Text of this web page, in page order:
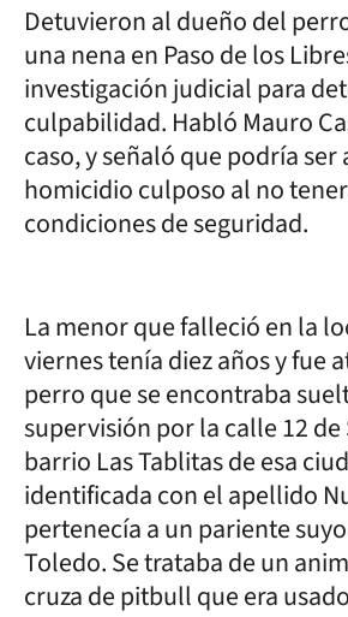
Detuvieron al dueño del
una nena en Paso de los
investigación judicial para
culpabilidad. Habló Mauro
caso, y señaló que podría ser
homicidio culposo al no
condiciones de seguridad.
La menor que falleció en la
viernes tenía diez años y fue
perro que se encontraba
supervisión por la calle 12
barrio Las Tablitas de esa
identificada con el apellido
pertenecía a un pariente
Toledo. Se trataba de un
cruza de pitbull que era